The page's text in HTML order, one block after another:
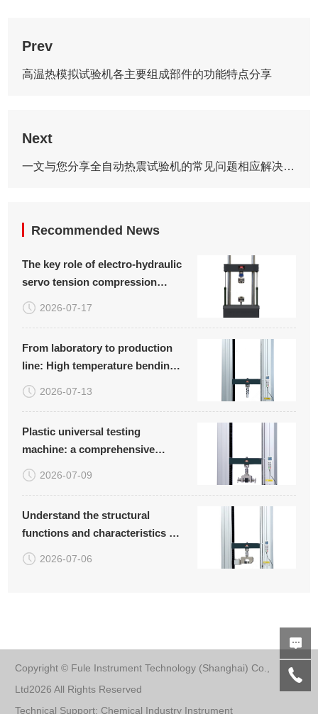
Prev
高温热模拟试验机各主要组成部件的功能特点分享
Next
一文与您分享全自动热震试验机的常见问题相应解决方法
Recommended News
The key role of electro-hydraulic
servo tension compression
fatigue testing machine in
material research and quality
2026-07-17
From laboratory to production
line: High temperature bending
and bending testing machine
safeguards ceramic quality
2026-07-13
Plastic universal testing
machine: a comprehensive
solution for mechanical testing
covering multiple industries
2026-07-09
Understand the structural
functions and characteristics of
the carbon fiber tensile testing
machine to ensure stable and
2026-07-06
Copyright © Fule Instrument Technology (Shanghai) Co.,
Ltd2026 All Rights Reserved
Technical Support: Chemical Industry Instrument